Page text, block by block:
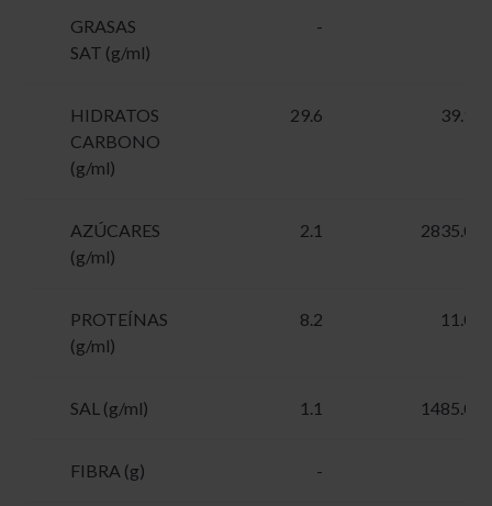
GRASAS
SAT (g/ml)
-
HIDRATOS
CARBONO
(g/ml)
29.6 39.96
AZÚCARES
(g/ml)
2.1 2835.00
PROTEÍNAS
(g/ml)
8.2 11.07
SAL (g/ml) 1.1 1485.00
FIBRA (g) -